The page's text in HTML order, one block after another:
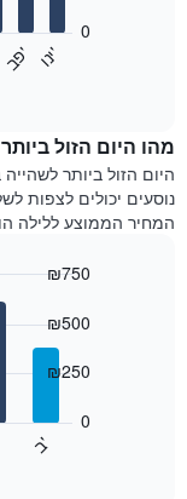
מחיר
הממוצע
של
חדר
בכל
התרשים
חודשים.
י
נ
ו
' פ
ב​​​​​​​
'
0
מהו היום הזול
נוסעים יכולים לצפות
המחיר הממוצע ללילה הוא
התרשים
ב
'
0
₪250
₪500
₪750